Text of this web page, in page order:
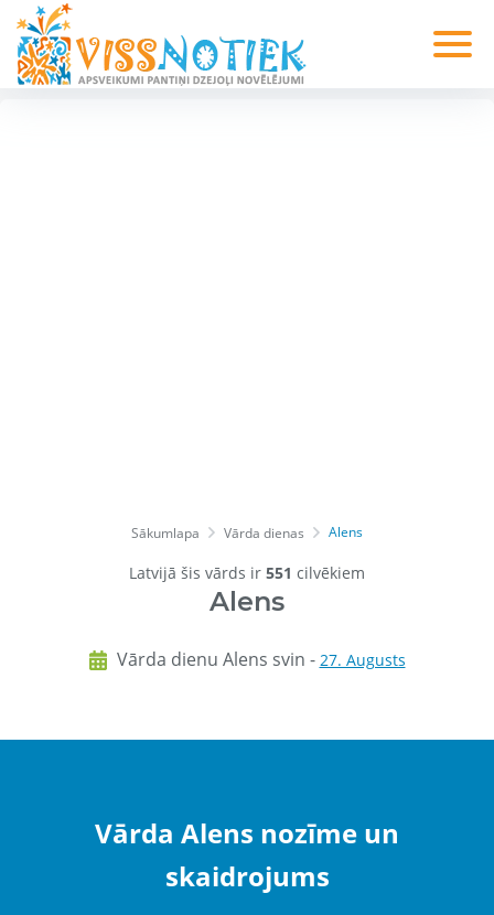
Sākumlapa Vārda dienas Alens
Latvijā šis vārds ir 551 cilvēkiem
Alens
Vārda dienu Alens svin - 27. Augusts
Vārda Alens nozīme un
skaidrojums